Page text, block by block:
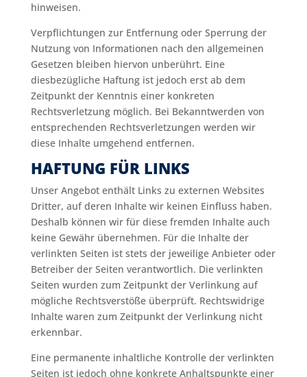
hinweisen.
Verpflichtungen zur Entfernung oder Sperrung der
Nutzung von Informationen nach den allgemeinen
Gesetzen bleiben hiervon unberührt. Eine
diesbezügliche Haftung ist jedoch erst ab dem
Zeitpunkt der Kenntnis einer konkreten
Rechtsverletzung möglich. Bei Bekanntwerden von
entsprechenden Rechtsverletzungen werden wir
diese Inhalte umgehend entfernen.
HAFTUNG FÜR LINKS
Unser Angebot enthält Links zu externen Websites
Dritter, auf deren Inhalte wir keinen Einfluss haben.
Deshalb können wir für diese fremden Inhalte auch
keine Gewähr übernehmen. Für die Inhalte der
verlinkten Seiten ist stets der jeweilige Anbieter oder
Betreiber der Seiten verantwortlich. Die verlinkten
Seiten wurden zum Zeitpunkt der Verlinkung auf
mögliche Rechtsverstöße überprüft. Rechtswidrige
Inhalte waren zum Zeitpunkt der Verlinkung nicht
erkennbar.
Eine permanente inhaltliche Kontrolle der verlinkten
Seiten ist jedoch ohne konkrete Anhaltspunkte einer